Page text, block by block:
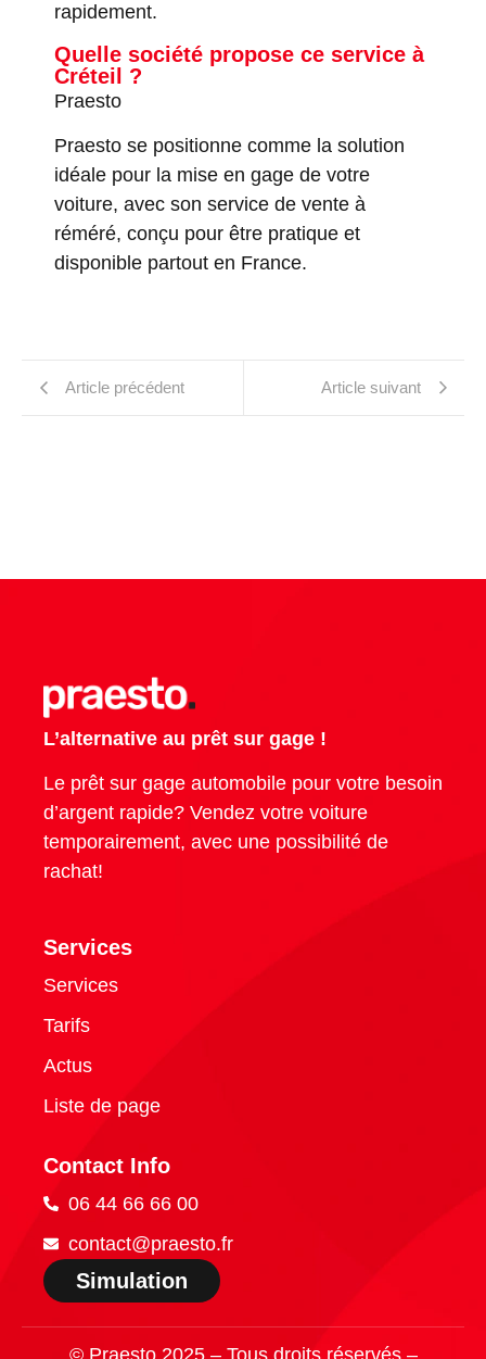
rapidement.
Quelle société propose ce service à
Créteil ?
Praesto
Praesto se positionne comme la solution
idéale pour la mise en gage de votre
voiture, avec son service de vente à
réméré, conçu pour être pratique et
disponible partout en France.
Article précédent Article suivant
L’alternative au prêt sur gage !
Le prêt sur gage automobile pour votre besoin
d’argent rapide? Vendez votre voiture
temporairement, avec une possibilité de
rachat!
Services
Services
Tarifs
Actus
Liste de page
Contact Info
06 44 66 66 00
contact@praesto.fr
Simulation
© Praesto 2025 – Tous droits réservés –